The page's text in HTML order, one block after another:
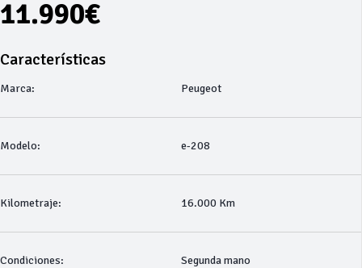
11.990€
Características
Marca: Peugeot
Modelo: e-208
Kilometraje: 16.000 Km
Condiciones: Segunda mano